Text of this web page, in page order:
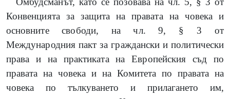
Конвенцията за защита на правата на човека и
основните свободи, на чл. 9, § 3 от
Международния пакт за граждански и политически
права и на практиката на Европейския съд по
правата на човека и на Комитета по правата на
човека по тълкуването и прилагането им,